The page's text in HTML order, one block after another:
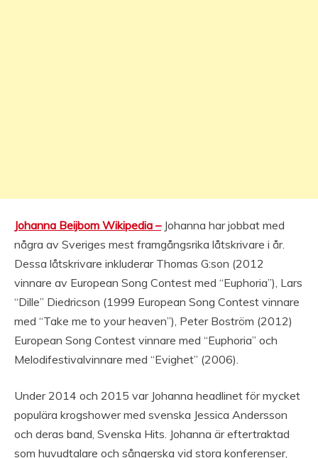
Johanna Beijbom Wikipedia –Johanna har jobbat med
några av Sveriges mest framgångsrika låtskrivare i år.
Dessa låtskrivare inkluderar Thomas G:son (2012
vinnare av European Song Contest med “Euphoria”), Lars
“Dille” Diedricson (1999 European Song Contest vinnare
med “Take me to your heaven”), Peter Boström (2012)
European Song Contest vinnare med “Euphoria” och
Melodifestivalvinnare med “Evighet” (2006).
Under 2014 och 2015 var Johanna headlinet för mycket
populära krogshower med svenska Jessica Andersson
och deras band, Svenska Hits. Johanna är eftertraktad
som huvudtalare och sångerska vid stora konferenser,